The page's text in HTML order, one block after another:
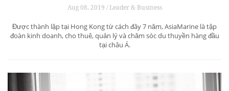
Aug 08, 2019 / Leader & Business
Được thành lập tại Hong Kong từ cách đây 7 năm, AsiaMarine là tập
đoàn kinh doanh, cho thuê, quản lý và chăm sóc du thuyền hàng đầu
tại châu Á.